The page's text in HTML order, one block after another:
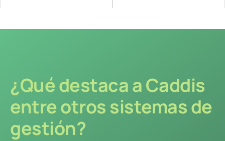
¿Qué destaca a Caddis
entre otros sistemas de
gestión?